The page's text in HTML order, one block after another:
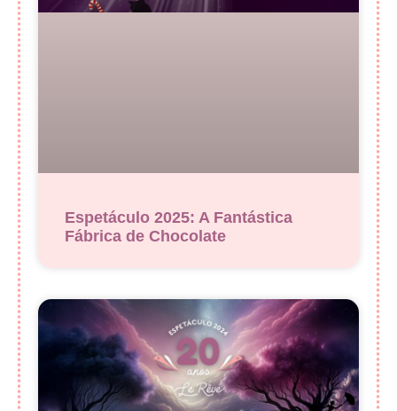
Espetáculo 2025: A Fantástica
Fábrica de Chocolate